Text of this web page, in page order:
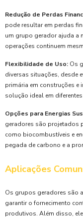
Redução de Perdas
pode resultar em perdas
um grupo gerador ajuda a
operações continuem
Flexibilidade de Uso: Os
diversas situações, desde
primária em construções
solução ideal em
Opções para Energias
geradores são projetados
como biocombustíveis e
pegada de carbono e a
Aplicações
Os grupos geradores são
garantir o fornecimento
produtivos. Além disso,